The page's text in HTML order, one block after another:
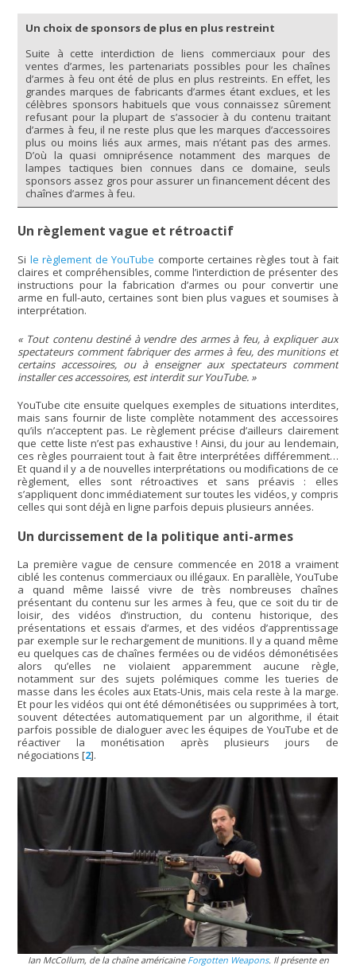
Un choix de sponsors de plus en plus restreint
Suite à cette interdiction de liens commerciaux pour des
ventes d’armes, les partenariats possibles pour les chaînes
d’armes à feu ont été de plus en plus restreints. En effet, les
grandes marques de fabricants d’armes étant exclues, et les
célèbres sponsors habituels que vous connaissez sûrement
refusant pour la plupart de s’associer à du contenu traitant
d’armes à feu, il ne reste plus que les marques d’accessoires
plus ou moins liés aux armes, mais n’étant pas des armes.
D’où la quasi omniprésence notamment des marques de
lampes tactiques bien connues dans ce domaine, seuls
sponsors assez gros pour assurer un financement décent des
chaînes d’armes à feu.
Un règlement vague et rétroactif
Si le règlement de YouTube comporte certaines règles tout à fait
claires et compréhensibles, comme l’interdiction de présenter des
instructions pour la fabrication d’armes ou pour convertir une
arme en full-auto, certaines sont bien plus vagues et soumises à
interprétation.
Tout contenu destiné à vendre des armes à feu, à expliquer aux
spectateurs comment fabriquer des armes à feu, des munitions et
certains accessoires, ou à enseigner aux spectateurs comment
installer ces accessoires, est interdit sur YouTube.
YouTube cite ensuite quelques exemples de situations interdites,
mais sans fournir de liste complète notamment des accessoires
qu’ils n’acceptent pas. Le règlement précise d’ailleurs clairement
que cette liste n’est pas exhaustive ! Ainsi, du jour au lendemain,
ces règles pourraient tout à fait être interprétées différemment…
Et quand il y a de nouvelles interprétations ou modifications de ce
règlement, elles sont rétroactives et sans préavis : elles
s’appliquent donc immédiatement sur toutes les vidéos, y compris
celles qui sont déjà en ligne parfois depuis plusieurs années.
Un durcissement de la politique anti-armes
La première vague de censure commencée en 2018 a vraiment
ciblé les contenus commerciaux ou illégaux. En parallèle, YouTube
a quand même laissé vivre de très nombreuses chaînes
présentant du contenu sur les armes à feu, que ce soit du tir de
loisir, des vidéos d’instruction, du contenu historique, des
présentations et essais d’armes, et des vidéos d’apprentissage
par exemple sur le rechargement de munitions. Il y a quand même
eu quelques cas de chaînes fermées ou de vidéos démonétisées
alors qu’elles ne violaient apparemment aucune règle,
notamment sur des sujets polémiques comme les tueries de
masse dans les écoles aux Etats-Unis, mais cela reste à la marge.
Et pour les vidéos qui ont été démonétisées ou supprimées à tort,
souvent détectées automatiquement par un algorithme, il était
parfois possible de dialoguer avec les équipes de YouTube et de
réactiver la monétisation après plusieurs jours de
négociations [2].
Ian McCollum, de la chaîne américaine Forgotten Weapons. Il présente en